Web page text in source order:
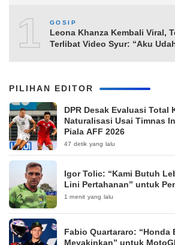
10
GOSIP
Leona Khanza Kembali Viral,
Terlibat Video Syur: “Aku
PILIHAN EDITOR
DPR Desak Evaluasi Total
Naturalisasi Usai Timnas
Piala AFF 2026
47 detik yang lalu
Igor Tolic: “Kami Butuh
Lini Pertahanan” untuk
1 menit yang lalu
Fabio Quartararo: “Honda
Meyakinkan” untuk